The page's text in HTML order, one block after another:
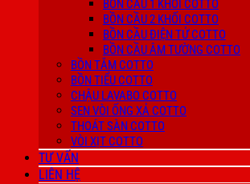
BỒN CẦU 1 KHỐI COTTO
BỒN CẦU 2 KHỐI COTTO
BỒN CẦU ĐIỆN TỬ COTTO
BỒN CẦU ÂM TƯỜNG COTTO
BỒN TẮM COTTO
BỒN TIỂU COTTO
CHẬU LAVABO COTTO
SEN VÒI ỐNG XẢ COTTO
THOÁT SÀN COTTO
VÒI XỊT COTTO
TƯ VẤN
LIÊN HỆ